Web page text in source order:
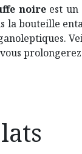
noireest un
la bouteille